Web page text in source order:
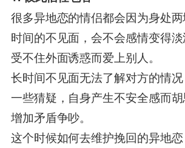
很多异地恋的情侣都会因为身处
时间的不见面，会不会感情变得
受不住外面诱惑而爱上别人。
长时间不见面无法了解对方的情
一些猜疑，自身产生不安全感而
增加矛盾争吵。
这个时候如何去维护挽回的异地